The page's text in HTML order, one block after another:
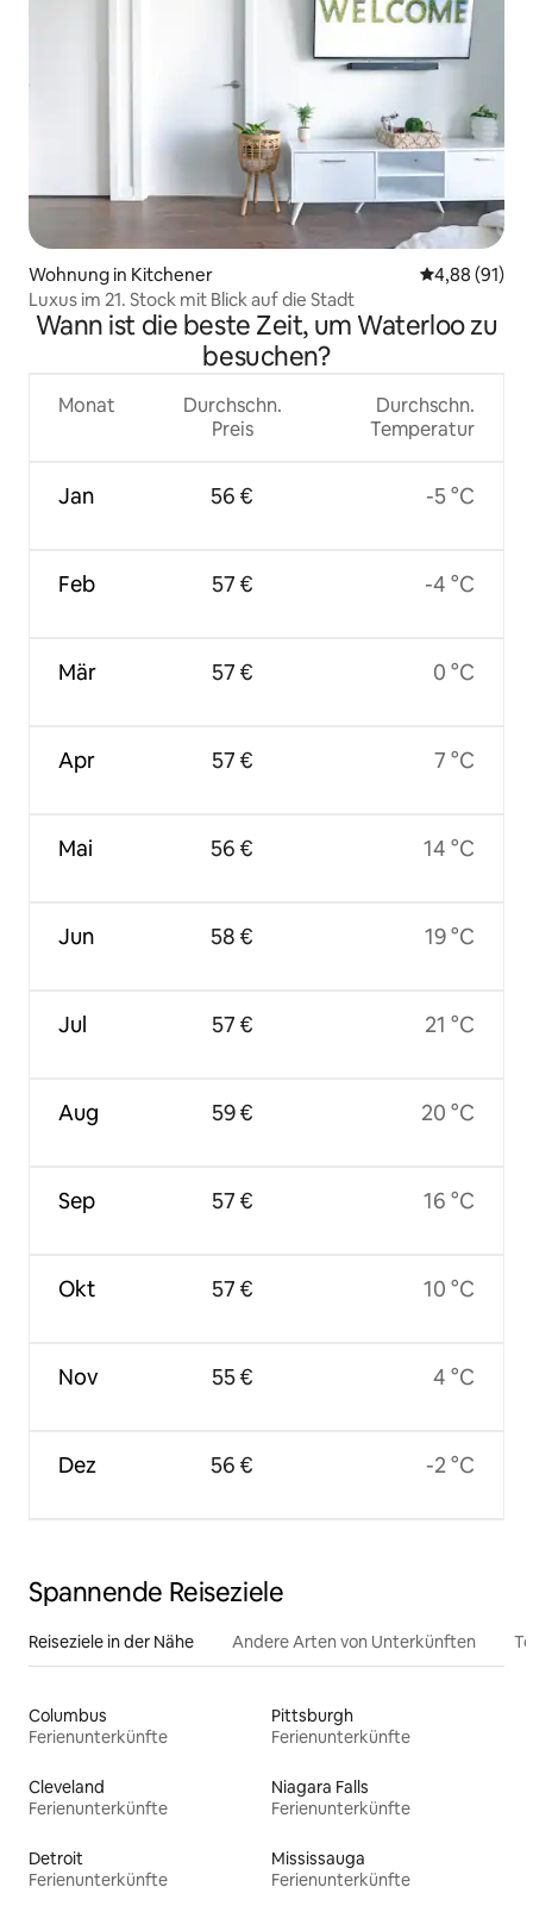
Wohnung in Kitchener
4,88 (91)
Luxus im 21. Stock mit Blick auf die Stadt
Wann ist die beste Zeit, um Waterloo zu
besuchen?
Monat
Jan
Feb
Mär
Apr
Mai
Jun
Jul
Aug
Sep
Okt
Nov
Dez
Durchschn.
Preis
56 €
57 €
57 €
57 €
56 €
58 €
57 €
59 €
57 €
57 €
55 €
56 €
Durchschn.
Temperatur
-5 °C
-4 °C
0 °C
7 °C
14 °C
19 °C
21 °C
20 °C
16 °C
10 °C
4 °C
-2 °C
Spannende Reiseziele
Reiseziele in der Nähe Andere Arten von Unterkünften
Columbus
Ferienunterkünfte
Pittsburgh
Ferienunterkünfte
Cleveland
Ferienunterkünfte
Niagara Falls
Ferienunterkünfte
Detroit
Ferienunterkünfte
Mississauga
Ferienunterkünfte